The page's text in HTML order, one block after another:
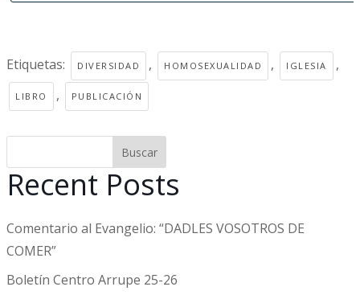
Etiquetas: DIVERSIDAD , HOMOSEXUALIDAD , IGLESIA ,
LIBRO , PUBLICACIÓN
Buscar
Recent Posts
Comentario al Evangelio: “DADLES VOSOTROS DE
COMER”
Boletín Centro Arrupe 25-26